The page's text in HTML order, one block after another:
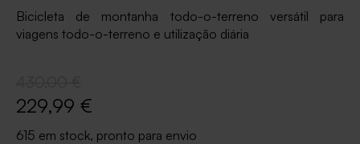
Bicicleta de montanha todo-o-terreno versátil para
viagens todo-o-terreno e utilização diária
229,99 €
615 em stock, pronto para envio